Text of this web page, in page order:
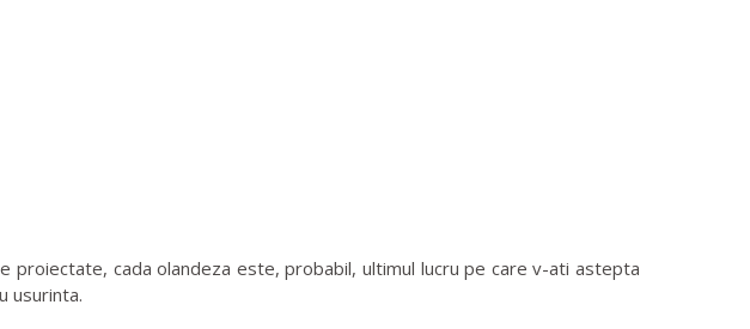
proiectate, cada olandeza este, probabil, ultimul lucru pe care v-ati astepta
usurinta.